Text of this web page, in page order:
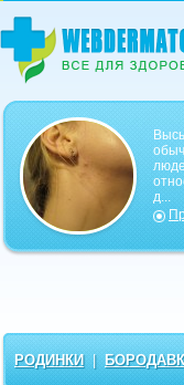
д...
РОДИНКИ |